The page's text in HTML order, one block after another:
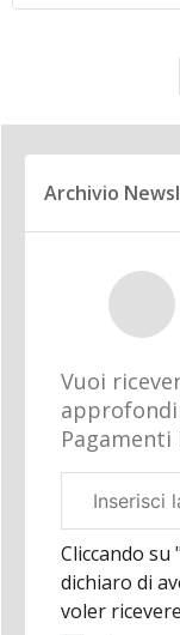
Archivio
Vuoi
Pagamenti
aziendale
Cliccando su
dichiaro di
voler